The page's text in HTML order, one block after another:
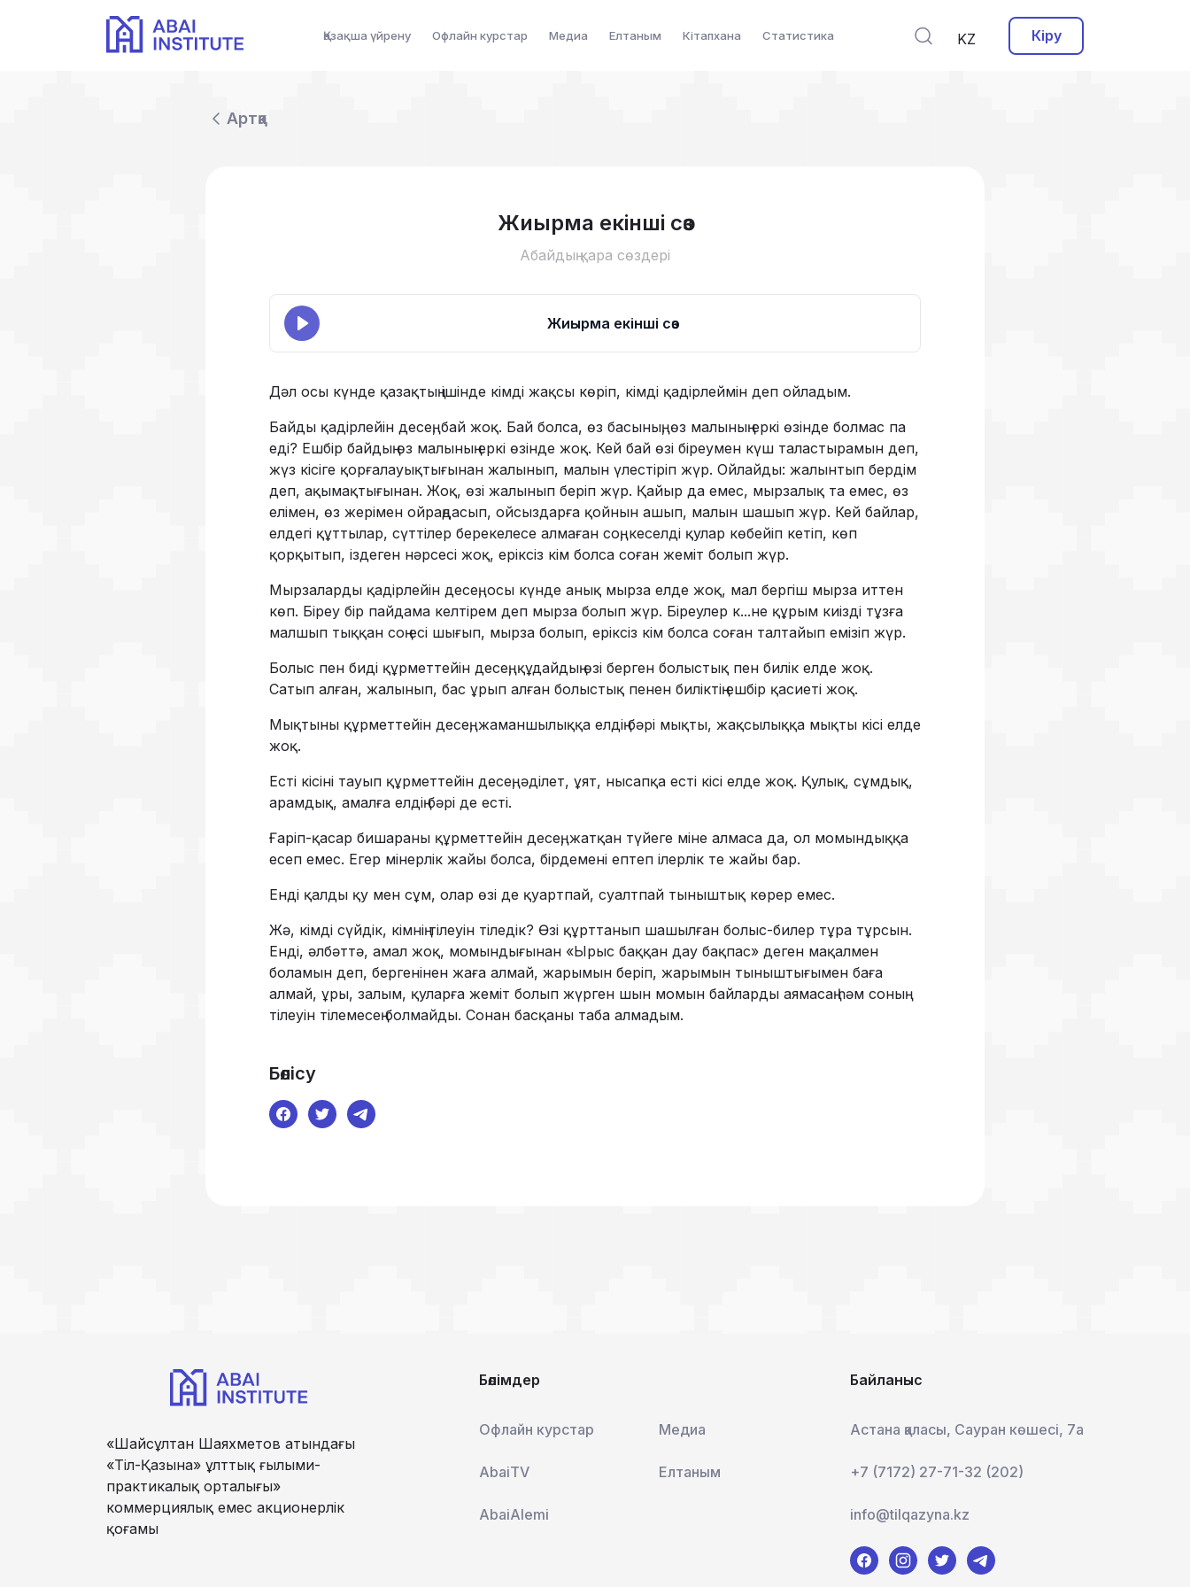
Қазақша үйрену Офлайн курстар Медиа Елтаным Кітапхана Статистика KZ Кіру
Артқа
Жиырма екінші сөз
Абайдың қара сөздері
Жиырма екінші сөз
Дәл осы күнде қазақтың ішінде кімді жақсы көріп, кімді қадірлеймін деп ойладым.
Байды қадірлейін десең, бай жоқ. Бай болса, өз басының, өз малының еркі өзінде болмас па
еді? Ешбір байдың өз малының еркі өзінде жоқ. Кей бай өзі біреумен күш таластырамын деп,
жүз кісіге қорғалауықтығынан жалынып, малын үлестіріп жүр. Ойлайды: жалынтып бердім
деп, ақымақтығынан. Жоқ, өзі жалынып беріп жүр. Қайыр да емес, мырзалық та емес, өз
елімен, өз жерімен ойраңдасып, ойсыздарға қойнын ашып, малын шашып жүр. Кей байлар,
елдегі құттылар, сүттілер берекелесе алмаған соң, кеселді қулар көбейіп кетіп, көп
қорқытып, іздеген нәрсесі жоқ, еріксіз кім болса соған жеміт болып жүр.
Мырзаларды қадірлейін десең, осы күнде анық мырза елде жоқ, мал бергіш мырза иттен
көп. Біреу бір пайдама келтірем деп мырза болып жүр. Біреулер к...не құрым киізді тұзға
малшып тыққан соң есі шығып, мырза болып, еріксіз кім болса соған талтайып емізіп жүр.
Болыс пен биді құрметтейін десең, құдайдың өзі берген болыстық пен билік елде жоқ.
Сатып алған, жалынып, бас ұрып алған болыстық пенен биліктің ешбір қасиеті жоқ.
Мықтыны құрметтейін десең, жаманшылыққа елдің бәрі мықты, жақсылыққа мықты кісі елде
жоқ.
Есті кісіні тауып құрметтейін десең, әділет, ұят, нысапқа есті кісі елде жоқ. Қулық, сұмдық,
арамдық, амалға елдің бәрі де есті.
Ғаріп-қасар бишараны құрметтейін десең, жатқан түйеге міне алмаса да, ол момындыққа
есеп емес. Егер мінерлік жайы болса, бірдемені ептеп ілерлік те жайы бар.
Енді қалды қу мен сұм, олар өзі де қуартпай, суалтпай тыныштық көрер емес.
Жә, кімді сүйдік, кімнің тілеуін тіледік? Өзі құрттанып шашылған болыс-билер тұра тұрсын.
Енді, әлбәттә, амал жоқ, момындығынан «Ырыс баққан дау бақпас» деген мақалмен
боламын деп, бергенінен жаға алмай, жарымын беріп, жарымын тыныштығымен баға
алмай, ұры, залым, қуларға жеміт болып жүрген шын момын байларды аямасаң һәм соның
тілеуін тілемесең болмайды. Сонан басқаны таба алмадым.
Бөлісу
«Шайсұлтан Шаяхметов атындағы
«Тіл-Қазына» ұлттық ғылыми-
практикалық орталығы»
коммерциялық емес акционерлік
қоғамы
Бөлімдер
Офлайн курстар Медиа
AbaiTV Елтаным
AbaiAlemi
Байланыс
Астана қаласы, Сауран көшесі, 7а
+7 (7172) 27-71-32 (202)
info@tilqazyna.kz